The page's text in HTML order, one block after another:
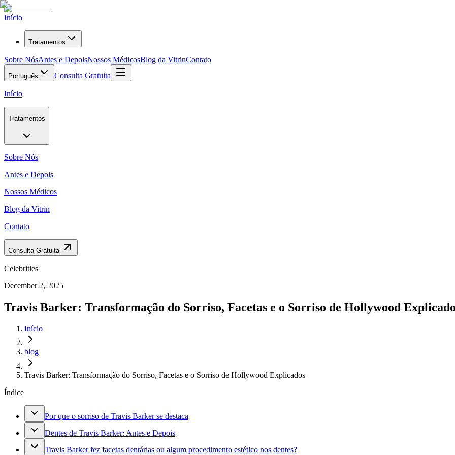
Início
Tratamentos
Sobre NósAntes e DepoisNossos MédicosBlog da VitrinContato
Português Consulta Gratuita
Início
Tratamentos
Sobre Nós
Antes e Depois
Nossos Médicos
Blog da Vitrin
Contato
Consulta Gratuita
Celebrities
December 2, 2025
Travis Barker: Transformação do Sorriso, Facetas e o Sorriso de Hollywood
Início
blog
Travis Barker: Transformação do Sorriso, Facetas e o Sorriso de Hollywood Explicados
Índice
Por que o sorriso de Travis Barker se destaca
Dentes de Travis Barker: Antes e Depois
Travis Barker fez facetas dentárias ou algum procedimento estético nos dentes?